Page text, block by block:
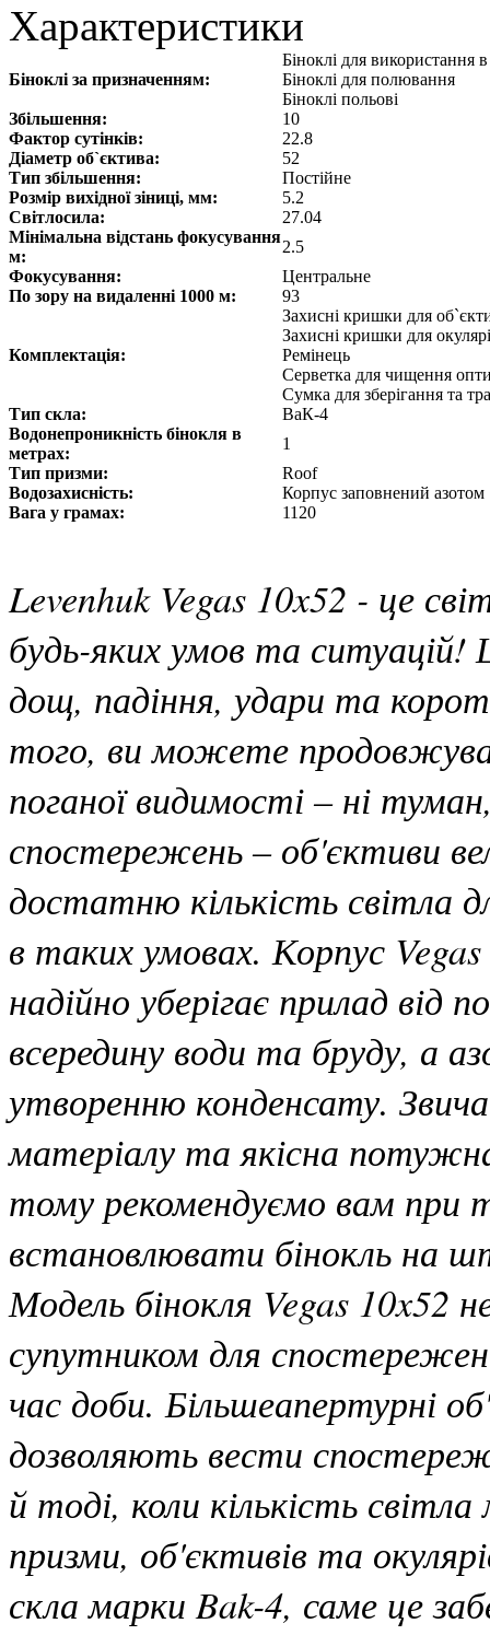
Характеристики
Біноклі за призначенням:
Біноклі для використання
Біноклі для полювання
Біноклі польові
Збільшення:
10
Фактор сутінків:
22.8
Діаметр об`єктива:
52
Тип збільшення:
Постійне
Розмір вихідної зіниці, мм:
5.2
Світлосила:
27.04
Мінімальна відстань фокусування
м:
2.5
Фокусування:
Центральне
По зору на видаленні 1000 м:
93
Комплектація:
Захисні кришки для
Захисні кришки для
Ремінець
Серветка для чищення
Сумка для зберігання та
Тип скла:
ВаК-4
Водонепроникність бінокля в
метрах:
1
Тип призми:
Roof
Водозахисність:
Корпус заповнений азотом
Вага у грамах:
1120
Levenhuk Vegas 10x52 - це
будь-яких умов та ситуацій!
дощ, падіння, удари та
того, ви можете
поганої видимості – ні
спостережень – об'єктиви
достатню кількість світла
в таких умовах. Корпус
надійно уберігає прилад
всередину води та бруду, а
утворенню конденсату.
матеріалу та якісна
тому рекомендуємо вам при
встановлювати бінокль на
Модель бінокля Vegas 10x52
супутником для
час доби. Більшеапертурні
дозволяють вести
й тоді, коли кількість
призми, об'єктивів та
скла марки Bak-4, саме це